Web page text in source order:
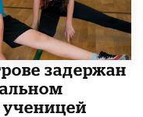
задержан
ученицей